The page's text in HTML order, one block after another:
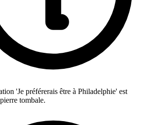
'Je préférerais être à Philadelphie' est
tombale.